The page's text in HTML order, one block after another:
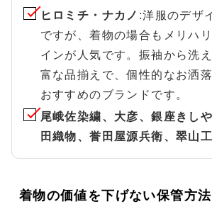
ヒロミチ・ナカノ :洋服のデザ
ですが、着物の場合もメリハ
インが人気です。振袖から洗
富な品揃えで、個性的なお洒
おすすめのブランドです。
尾峨佐染繍、大彦、銀座きし
田織物、誉田屋源兵衛、翠山
着物の価値を下げない保管方法